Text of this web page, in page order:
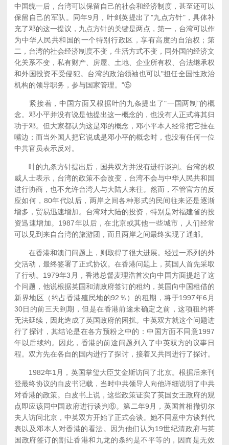
中国统一后，台湾可以保留自己的社会和经济制度，甚至还可以
保留自己的军队。同年9月，叶剑英提出了"九点方针"，具体补
充了邓的这一提议，九点方针的关键是两点，第一，台湾可以作
为中华人民共和国的一个特别行政区，享有高度的自治权；第
二，台湾的社会经济制度不变，生活方式不变，同外国的经济文
化关系不变，私有财产、房屋、土地、企业所有权、合法继承权
和外国投资不受侵犯。台湾的政治领袖也可以"担任全国性政治
机构的领导职务，参与国家管理。"⑤
紧接着，中国方面又根据叶的九条提出了"一国两制"的概
念。邓小平并没有说是他提出这一概念的，也没有人正式将其归
功于邓。但大家都认为这是邓的概念，邓小平本人经常把它挂在
嘴边；而当外国人把它说成是邓小平的概念时，也没有任何一位
中共官员表示反对。
叶的九条方针提出后，国共双方并没有进行谈判。台湾的权
威人士表示，台湾的政策不会改变，台湾不会与中华人民共和国
进行协商，也不允许台湾人与大陆人来往。然而，不管官方的反
应如何，80年代以后，两岸之间各种形式的民间往来还是逐渐
增多，贸易迅速增加。台湾对大陆的投资，特别是对福建省的投
资迅速增加。1987年以后，在北京或其他一些城市，人们经常
可以见到来自台湾的旅游团，而且两岸之间最终实现了通邮。
在香港和澳门问题上，则取得了很大进展。经过一系列的外
交活动，最终签署了正式协议。在香港问题上，英国人首先采取
了行动。1979年3月，香港总督麦理浩首次向中国方面提起了这
个问题，他说根据英国和清政府签订的租约，英国向中国租借的
新界地区（约占香港殖民地的92％）的租期，将于1997年6月
30日的前三天到期，但是在香港前途未确定之前，这项租约将
无法延续，因此造成了英国政府的困扰。中英双方就这个问题进
行了探讨，其结论是在各方预粉之中的：中国方面不同意1997
年以后续约。因此，香港的前途问题列入了中英双方的议事日
程。双方先在各自的国内进行了探讨，接着又共同进行了探讨。
1982年1月，英国掌玺大臣艾金斯访问了北京。根据后来刊
登最终协议的白皮书记载，当时中共领导人向他详细说明了中共
对香港的政策。白皮书上说，这些政策证实了英国女王政府的观
点即应该同中国政府进行谈判⑥。第二年9月，英国首相撤切尔
夫人访问北京，中英双方开始了正式会谈。她不同意中方谈判代
表以及邓本人对香港的看法。因为他们认为19世纪清政府与英
国政府签订的割让香港和九龙的条约是不平等的，因而是无效